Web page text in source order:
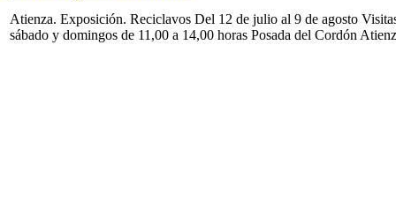
Atienza. Exposición. Reciclavos Del 12 de julio al 9 de agosto
sábado y domingos de 11,00 a 14,00 horas Posada del Cordón